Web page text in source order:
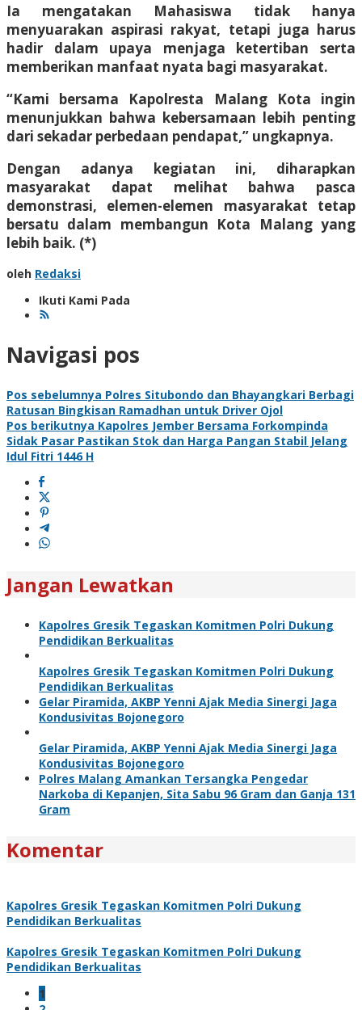
Ia mengatakan Mahasiswa tidak hanya
menyuarakan aspirasi rakyat, tetapi juga harus
hadir dalam upaya menjaga ketertiban serta
memberikan manfaat nyata bagi masyarakat.
“Kami bersama Kapolresta Malang Kota ingin
menunjukkan bahwa kebersamaan lebih penting
dari sekadar perbedaan pendapat,” ungkapnya.
Dengan adanya kegiatan ini, diharapkan
masyarakat dapat melihat bahwa pasca
demonstrasi, elemen-elemen masyarakat tetap
bersatu dalam membangun Kota Malang yang
lebih baik. (*)
oleh Redaksi
Ikuti Kami Pada
Navigasi pos
Pos sebelumnya Polres Situbondo dan Bhayangkari Berbagi
Ratusan Bingkisan Ramadhan untuk Driver Ojol
Pos berikutnya Kapolres Jember Bersama Forkompinda
Sidak Pasar Pastikan Stok dan Harga Pangan Stabil Jelang
Idul Fitri 1446 H
Jangan Lewatkan
Kapolres Gresik Tegaskan Komitmen Polri Dukung
Pendidikan Berkualitas
Kapolres Gresik Tegaskan Komitmen Polri Dukung
Pendidikan Berkualitas
Gelar Piramida, AKBP Yenni Ajak Media Sinergi Jaga
Kondusivitas Bojonegoro
Gelar Piramida, AKBP Yenni Ajak Media Sinergi Jaga
Kondusivitas Bojonegoro
Polres Malang Amankan Tersangka Pengedar
Narkoba di Kepanjen, Sita Sabu 96 Gram dan Ganja 131
Gram
Komentar
Kapolres Gresik Tegaskan Komitmen Polri Dukung
Pendidikan Berkualitas
Kapolres Gresik Tegaskan Komitmen Polri Dukung
Pendidikan Berkualitas
1